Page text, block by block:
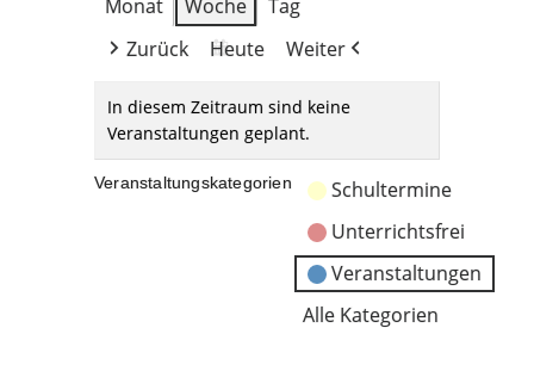
Monat
Woche
Tag
Zurück
Heute Weiter
In diesem Zeitraum sind keine
Veranstaltungen geplant.
Veranstaltungskategorien
Schultermine
Unterrichtsfrei
Veranstaltungen
Alle Kategorien